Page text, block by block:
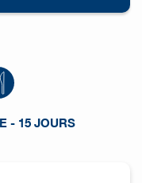
- 15 JOURS